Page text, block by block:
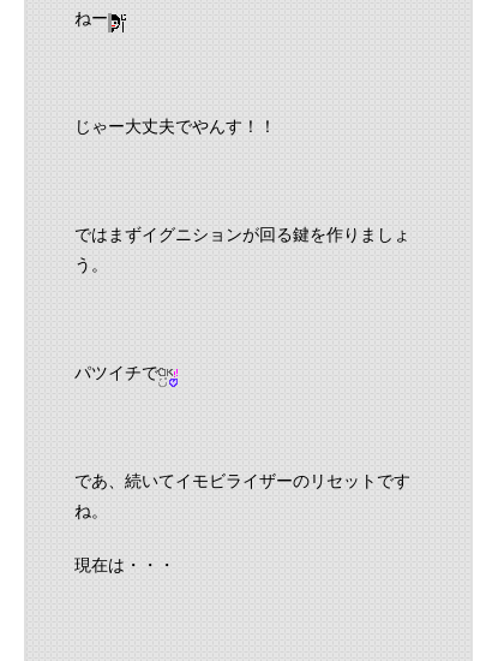
ねー
じゃー大丈夫でやんす！！
ではまずイグニションが回る鍵を作りましょ
う。
パツイチで
であ、続いてイモビライザーのリセットです
ね。
現在は・・・